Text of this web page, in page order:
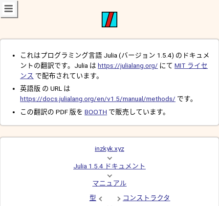
これはプログラミング言語 Julia (バージョン 1.5.4) のドキュメ
ントの翻訳です。Julia は https://julialang.org/ にて MIT ライセ
ンス で配布されています。
英語版 の URL は
https://docs.julialang.org/en/v1.5/manual/methods/ です。
この翻訳の PDF 版を BOOTH で販売しています。
inzkyk.xyz
Julia 1.5.4 ドキュメント
マニュアル
型
コンストラクタ